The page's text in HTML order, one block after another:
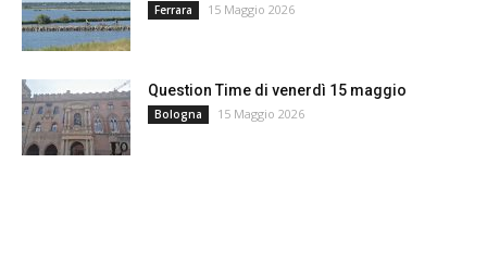
Ferrara 15 Maggio 2026
Question Time di venerdì 15 maggio
Bologna 15 Maggio 2026